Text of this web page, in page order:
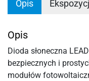
Opis
Opis
Dioda słoneczna
bezpiecznych i
modułów